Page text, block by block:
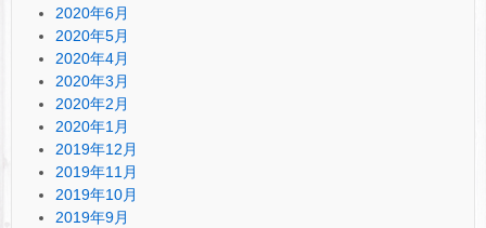
2020年6月
2020年5月
2020年4月
2020年3月
2020年2月
2020年1月
2019年12月
2019年11月
2019年10月
2019年9月